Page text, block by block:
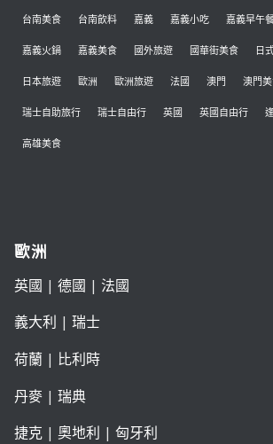
台南美食 台南飲料 嘉義 嘉義小吃 嘉義早午
嘉義火鍋 嘉義美食 國外旅遊 國華街美食 日
日本旅遊 歐洲 歐洲旅遊 法國 澳門 澳門
瑞士自助旅行 瑞士自由行 英國 英國自由行
高雄美食
歐洲
英國 | 德國 | 法國
義大利 | 瑞士
荷蘭| 比利時
丹麥| 瑞典
捷克| 奧地利 | 匈牙利